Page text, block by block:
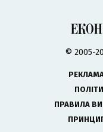
© 2005-
ПРАВИЛА